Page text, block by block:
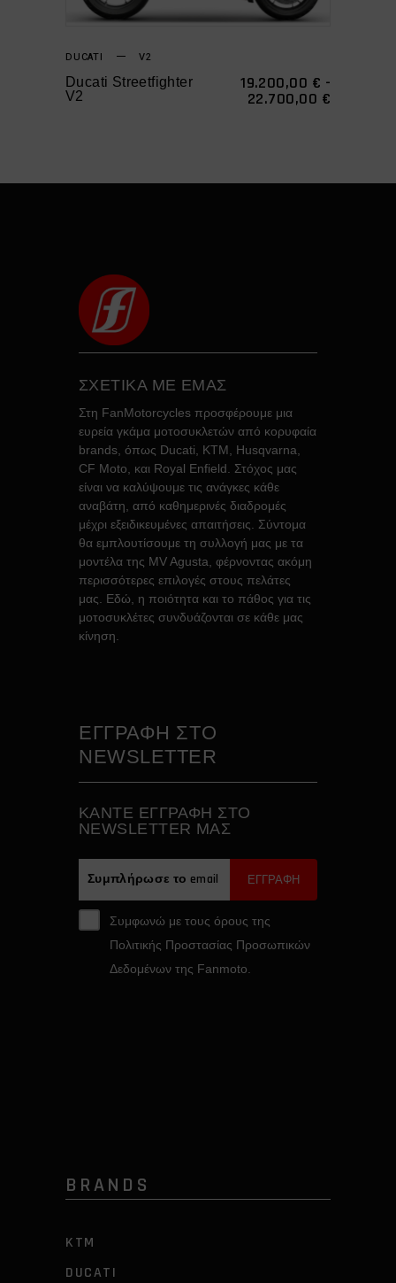
πολλαπλές
επιλογές
στη
DUCATI
V2
Ducati Streetfighter
V2
19.200,00 € -
22.700,00 €
ΣΧΕΤΙΚΑ ΜΕ ΕΜΑΣ
Στη FanMotorcycles προσφέρουμε μια
ευρεία γκάμα μοτοσυκλετών από κορυφαία
brands, όπως Ducati, KTM, Husqvarna,
CF Moto, και Royal Enfield. Στόχος μας
είναι να καλύψουμε τις ανάγκες κάθε
αναβάτη, από καθημερινές διαδρομές
μέχρι εξειδικευμένες απαιτήσεις. Σύντομα
θα εμπλουτίσουμε τη συλλογή μας με τα
μοντέλα της MV Agusta, φέρνοντας ακόμη
περισσότερες επιλογές στους πελάτες
μας. Εδώ, η ποιότητα και το πάθος για τις
μοτοσυκλέτες συνδυάζονται σε κάθε μας
κίνηση.
ΕΓΓΡΑΦΗ ΣΤΟ
NEWSLETTER
ΚAΝΤΕ ΕΓΓΡΑΦH ΣΤΟ
NEWSLETTER ΜΑΣ
ΕΓΓΡΑΦΗ
Συμφωνώ με τους όρους της
Πολιτικής Προστασίας Προσωπικών
Δεδομένων της Fanmoto.
BRANDS
KTM
DUCATI